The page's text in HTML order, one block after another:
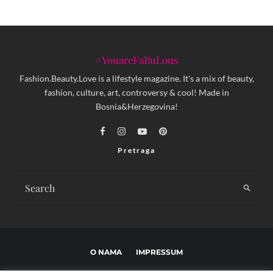
#YouareFaBuLous
Fashion.Beauty.Love is a lifestyle magazine. It's a mix of beauty,
fashion, culture, art, controversy & cool! Made in
Bosnia&Herzegovina!
Pretraga
O NAMA IMPRESSUM